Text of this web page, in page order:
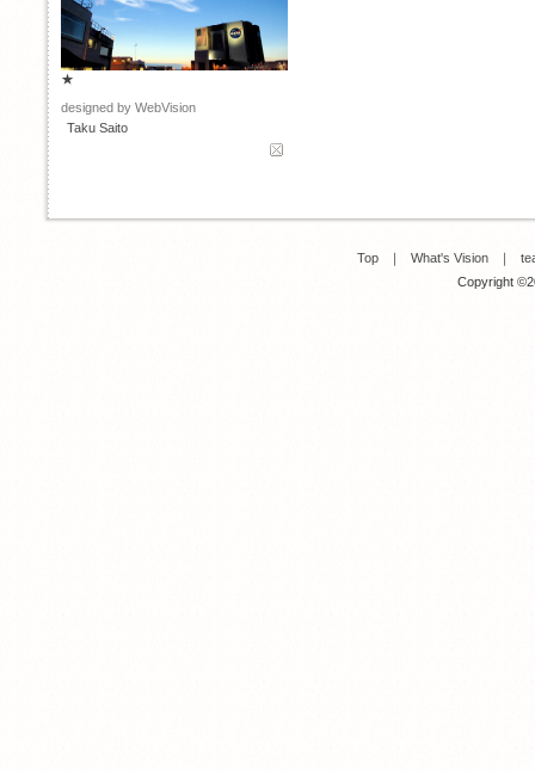
★
designed by WebVision
Taku Saito
Top ｜ What's Vision ｜
Copyright